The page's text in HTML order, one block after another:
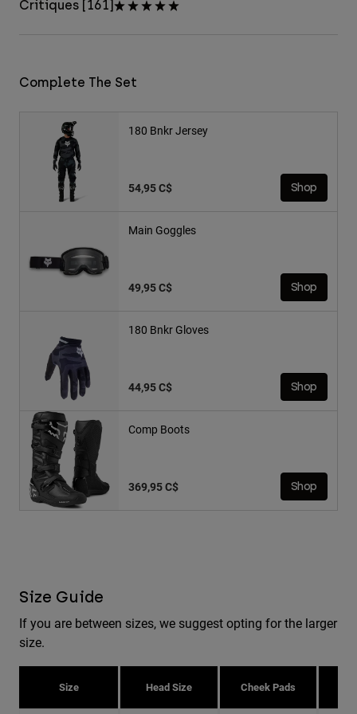
Critiques [161]
Complete The Set
180 Bnkr Jersey
54,95 C$ Shop
Main Goggles
49,95 C$ Shop
180 Bnkr Gloves
44,95 C$ Shop
Comp Boots
369,95 C$ Shop
Size Guide
If you are between sizes, we suggest opting for the larger
size.
Size Head Size Cheek Pads